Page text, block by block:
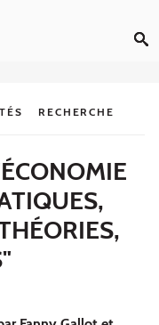
RECHERCHE